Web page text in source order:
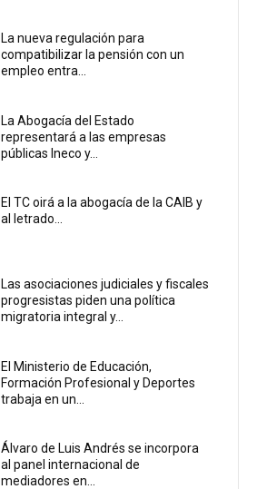
La nueva regulación para
compatibilizar la pensión con un
empleo entra...
La Abogacía del Estado
representará a las empresas
públicas Ineco y...
El TC oirá a la abogacía de la CAIB y
al letrado...
Las asociaciones judiciales y fiscales
progresistas piden una política
migratoria integral y...
El Ministerio de Educación,
Formación Profesional y Deportes
trabaja en un...
Álvaro de Luis Andrés se incorpora
al panel internacional de
mediadores en...